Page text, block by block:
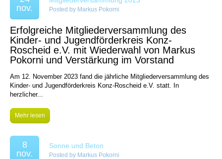
nov.
Posted by Markus Pokorni
Erfolgreiche Mitgliederversammlung des
Kinder- und Jugendförderkreis Konz-
Roscheid e.V. mit Wiederwahl von Markus
Pokorni und Verstärkung im Vorstand
Am 12. November 2023 fand die jährliche Mitgliederversammlung des
Kinder- und Jugendförderkreis Konz-Roscheid e.V. statt. In
herzlicher...
Mehr lesen
8
nov.
Sonne und Beton
Posted by Markus Pokorni